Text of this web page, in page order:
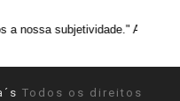
ANAIS NIN
Todos os direitos